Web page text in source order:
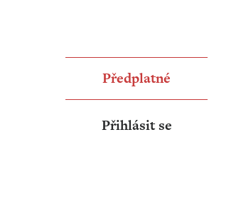
Předplatné
Přihlásit se